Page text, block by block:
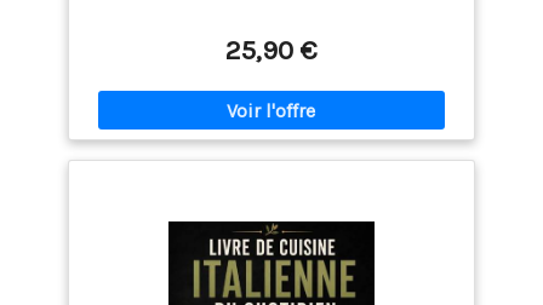
25,90 €